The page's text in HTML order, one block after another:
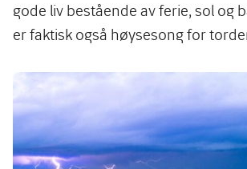
gode liv bestående av ferie, sol og
er faktisk også høysesong for